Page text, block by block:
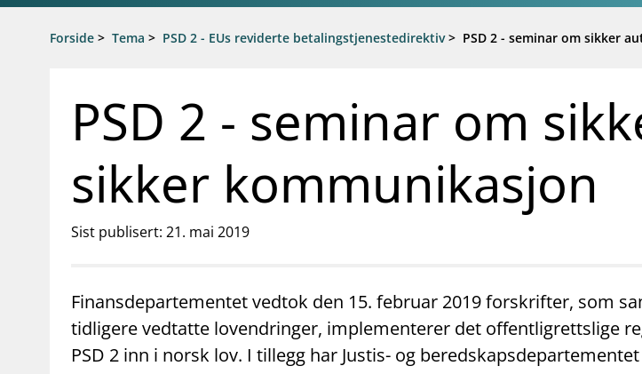
Gå til hovedinnhold
Gå til søkesiden
Forside > Tema > PSD 2 - EUs reviderte betalingstjenestedirektiv > PSD 2 - seminar om sikker
PSD 2 - seminar om
sikker kommunikasjon
Sist publisert: 21. mai 2019
Finansdepartementet vedtok den 15. februar 2019 forskrifter, som
tidligere vedtatte lovendringer, implementerer det offentligrettslige
PSD 2 inn i norsk lov. I tillegg har Justis- og